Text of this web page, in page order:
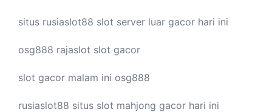
situs rusiaslot88 slot server luar gacor hari ini
osg888 rajaslot slot gacor
slot gacor malam ini osg888
rusiaslot88 situs slot mahjong gacor hari ini